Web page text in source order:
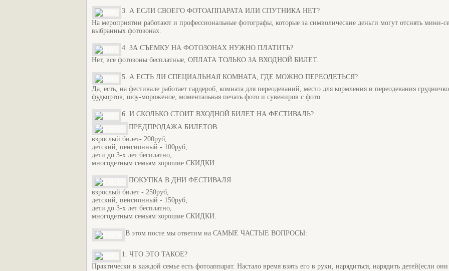
3. А ЕСЛИ СВОЕГО ФОТОАППАРАТА ИЛИ СПУТНИКА НЕТ?
На мероприятии работают и профессиональные фотографы, которые за символические деньги могут отснять мини-
выбранных фотозонах.
4. ЗА СЪЕМКУ НА ФОТОЗОНАХ НУЖНО ПЛАТИТЬ?
Нет, все фотозоны бесплатные, ОПЛАТА ТОЛЬКО ЗА ВХОДНОЙ БИЛЕТ.
5. А ЕСТЬ ЛИ СПЕЦИАЛЬНАЯ КОМНАТА, ГДЕ МОЖНО ПЕРЕОДЕТЬСЯ?
Да, есть, на фестивале работает гардероб, комната для переодеваний, место для кормления и переодевания
фудкортов, шоу-мороженое, моментальная печать фото и сувениров с фото.
6. И СКОЛЬКО СТОИТ ВХОДНОЙ БИЛЕТ НА ФЕСТИВАЛЬ?
ПРЕДПРОДАЖА БИЛЕТОВ:
взрослый билет- 200руб,
детский, пенсионный - 100руб,
дети до 3-х лет бесплатно,
многодетным семьям хорошие СКИДКИ.
ПОКУПКА В ДНИ ФЕСТИВАЛЯ:
взрослый билет - 250руб,
детский, пенсионный - 150руб,
дети до 3-х лет бесплатно,
многодетным семьям хорошие СКИДКИ.
В этом посте мы ответим на САМЫЕ ЧАСТЫЕ ВОПРОСЫ:
1. ЧТО ЭТО ТАКОЕ?
Практически в каждой семье есть фотоаппарат. Настало время взять его в руки, нарядиться, нарядить детей(если